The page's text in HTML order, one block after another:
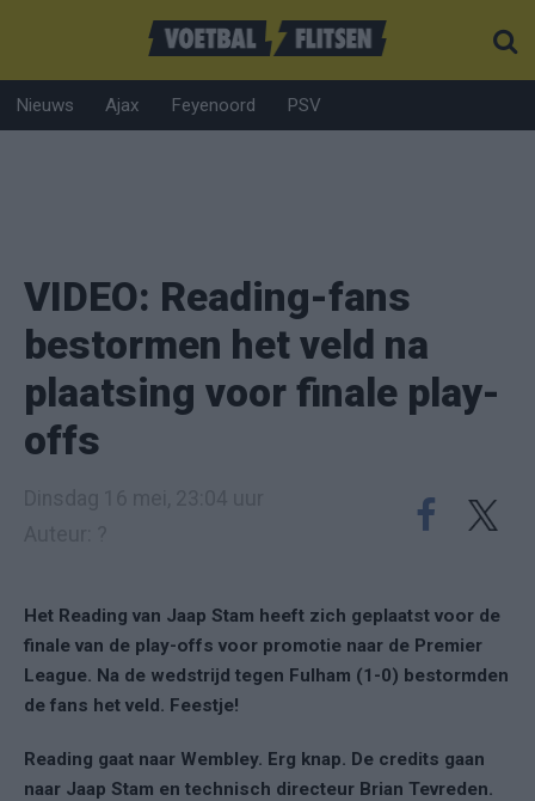
Nieuws Ajax Feyenoord PSV
VIDEO: Reading-fans
bestormen het veld na
plaatsing voor finale play-
offs
Het Reading van Jaap Stam heeft zich geplaatst voor de
finale van de play-offs voor promotie naar de Premier
League. Na de wedstrijd tegen Fulham (1-0) bestormden
de fans het veld. Feestje!
Reading gaat naar Wembley. Erg knap. De credits gaan
naar Jaap Stam en technisch directeur Brian Tevreden.